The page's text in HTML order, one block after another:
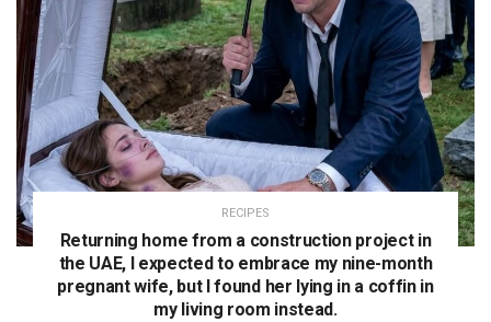
RECIPES
Returning home from a construction project in
the UAE, I expected to embrace my nine-month
pregnant wife, but I found her lying in a coffin in
my living room instead.